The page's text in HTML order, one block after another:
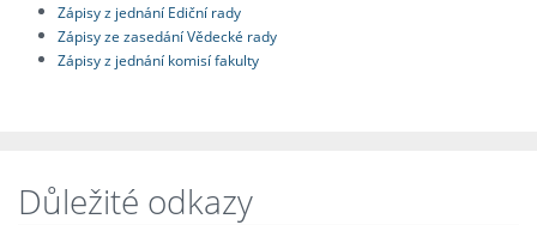
Zápisy z jednání Ediční rady
Zápisy ze zasedání Vědecké rady
Zápisy z jednání komisí fakulty
Důležité odkazy